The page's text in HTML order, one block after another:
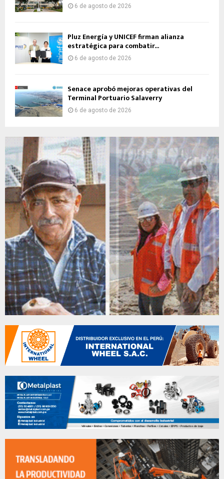
6 de agosto de 2026
Pluz Energía y UNICEF firman alianza
estratégica para combatir...
6 de agosto de 2026
Senace aprobó mejoras operativas del
Terminal Portuario Salaverry
6 de agosto de 2026